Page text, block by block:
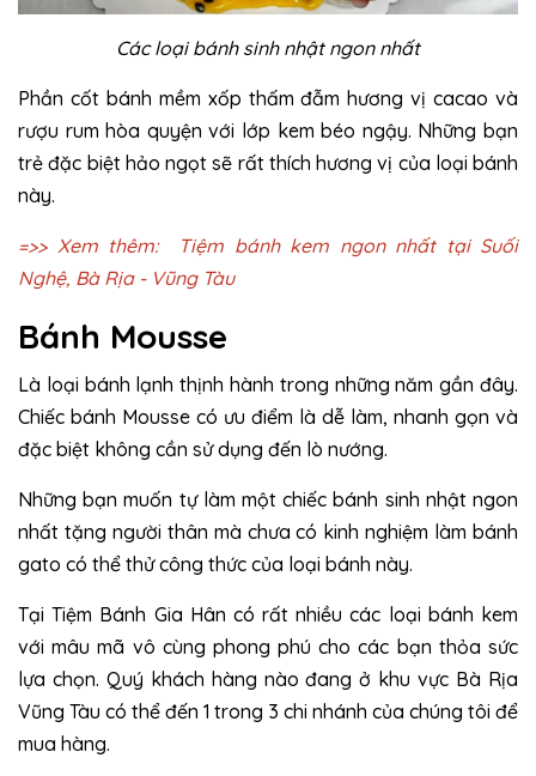
Các loại bánh sinh nhật ngon nhất
Phần cốt bánh mềm xốp thấm đẫm hương vị cacao và
rượu rum hòa quyện với lớp kem béo ngậy. Những bạn
trẻ đặc biệt hảo ngọt sẽ rất thích hương vị của loại bánh
này.
=>> Xem thêm:
Tiệm bánh kem ngon nhất tại Suối
Nghệ, Bà Rịa - Vũng Tàu
Bánh Mousse
Là loại bánh lạnh thịnh hành trong những năm gần đây.
Chiếc bánh Mousse có ưu điểm là dễ làm, nhanh gọn và
đặc biệt không cần sử dụng đến lò nướng.
Những bạn muốn tự làm một chiếc bánh sinh nhật ngon
nhất tặng người thân mà chưa có kinh nghiệm làm bánh
gato có thể thử công thức của loại bánh này.
Tại Tiệm Bánh Gia Hân có rất nhiều các loại bánh kem
với mâu mã vô cùng phong phú cho các bạn thỏa sức
lựa chọn. Quý khách hàng nào đang ở khu vực Bà Rịa
Vũng Tàu có thể đến 1 trong 3 chi nhánh của chúng tôi để
mua hàng.